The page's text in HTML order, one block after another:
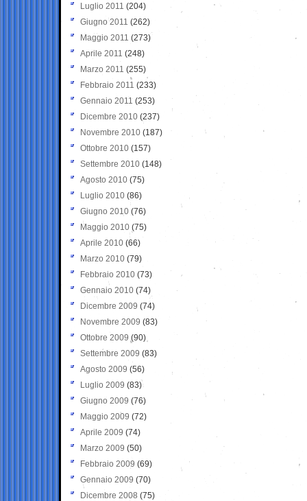
Luglio 2011 (204)
Giugno 2011 (262)
Maggio 2011 (273)
Aprile 2011 (248)
Marzo 2011 (255)
Febbraio 2011 (233)
Gennaio 2011 (253)
Dicembre 2010 (237)
Novembre 2010 (187)
Ottobre 2010 (157)
Settembre 2010 (148)
Agosto 2010 (75)
Luglio 2010 (86)
Giugno 2010 (76)
Maggio 2010 (75)
Aprile 2010 (66)
Marzo 2010 (79)
Febbraio 2010 (73)
Gennaio 2010 (74)
Dicembre 2009 (74)
Novembre 2009 (83)
Ottobre 2009 (90)
Settembre 2009 (83)
Agosto 2009 (56)
Luglio 2009 (83)
Giugno 2009 (76)
Maggio 2009 (72)
Aprile 2009 (74)
Marzo 2009 (50)
Febbraio 2009 (69)
Gennaio 2009 (70)
Dicembre 2008 (75)